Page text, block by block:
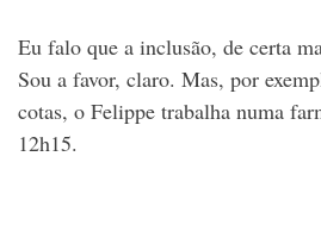
Eu falo que a inclusão, de certa
Sou a favor, claro. Mas, por
cotas, o Felippe trabalha numa
12h15.